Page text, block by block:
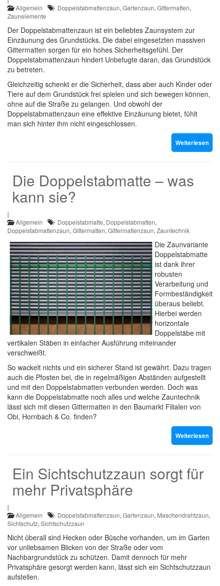
Allgemein
Doppelstabmattenzaun, Gartenzaun, Gittermatten,
Zaunelemente
Der Doppelstabmattenzaun ist ein beliebtes Zaunsystem zur
Einzäunung des Grundstücks. Die dabei eingesetzten massiven
Gittermatten sorgen für ein hohes Sicherheitsgefühl. Der
Doppelstabmattenzaun hindert Unbefugte daran, das Grundstück
zu betreten.
Gleichzeitig schenkt er die Sicherheit, dass aber auch Kinder oder
Tiere auf dem Grundstück frei spielen und sich bewegen können,
ohne auf die Straße zu gelangen. Und obwohl der
Doppelstabmattenzaun eine effektive Einzäunung bietet, fühlt
man sich hinter ihm nicht eingeschlossen.
Weiterlesen
Die Doppelstabmatte – was
kann sie?
|
Allgemein
Doppelstabmatte, Doppelstabmatten,
Doppelstabmattenzaun, Gittermatten, Gittermattenzaun, Zauntechnik
Die Zaunvariante
Doppelstabmatte
ist dank ihrer
robusten
Verarbeitung und
Formbeständigkeit
überaus beliebt.
Hierbei werden
horizontale
Doppelstäbe mit
vertikalen Stäben in einfacher Ausführung miteinander
verschweißt.
So wackelt nichts und ein sicherer Stand ist gewährt. Dazu tragen
auch die Pfosten bei, die in regelmäßigen Abständen aufgestellt
und mit den Doppelstabmatten verbunden werden. Doch was
kann die Doppelstabmatte noch alles und welche Zauntechnik
lässt sich mit diesen Gittermatten in den Baumarkt Filialen von
Obi, Hornbach & Co. finden?
Weiterlesen
Ein Sichtschutzzaun sorgt für
mehr Privatsphäre
|
Allgemein
Doppelstabmattenzaun, Gartenzaun, Maschendrahtzaun,
Sichtschutz, Sichtschutzzaun
Nicht überall sind Hecken oder Büsche vorhanden, um im Garten
vor unliebsamen Blicken von der Straße oder vom
Nachbargrundstück zu schützen. Damit dennoch für mehr
Privatsphäre gesorgt werden kann, lässt sich ein Sichtschutzzaun
aufstellen.